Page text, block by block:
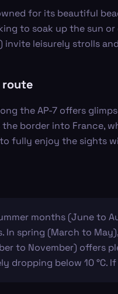
for its beautiful
to soak up the sun or
invite leisurely strolls
route
the AP-7 offers
the border into France,
fully enjoy the sights
months (June to
In spring (March to
to November) offers
dropping below 10